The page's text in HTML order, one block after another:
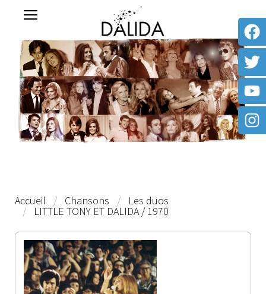
Accueil Chansons Les duos
LITTLE TONY ET DALIDA / 1970